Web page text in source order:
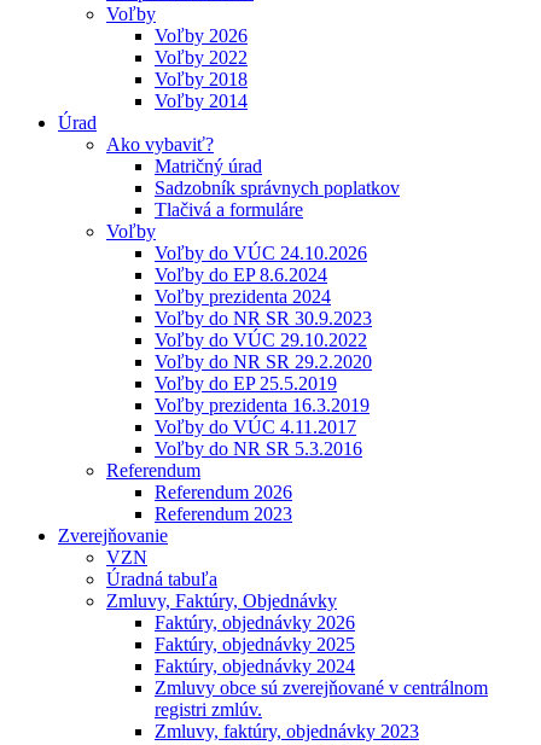
Voľby
Voľby 2026
Voľby 2022
Voľby 2018
Voľby 2014
Úrad
Ako vybaviť?
Matričný úrad
Sadzobník správnych poplatkov
Tlačivá a formuláre
Voľby
Voľby do VÚC 24.10.2026
Voľby do EP 8.6.2024
Voľby prezidenta 2024
Voľby do NR SR 30.9.2023
Voľby do VÚC 29.10.2022
Voľby do NR SR 29.2.2020
Voľby do EP 25.5.2019
Voľby prezidenta 16.3.2019
Voľby do VÚC 4.11.2017
Voľby do NR SR 5.3.2016
Referendum
Referendum 2026
Referendum 2023
Zverejňovanie
VZN
Úradná tabuľa
Zmluvy, Faktúry, Objednávky
Faktúry, objednávky 2026
Faktúry, objednávky 2025
Faktúry, objednávky 2024
Zmluvy obce sú zverejňované v centrálnom
registri zmlúv.
Zmluvy, faktúry, objednávky 2023